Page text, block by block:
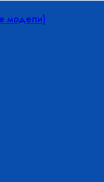
модели)